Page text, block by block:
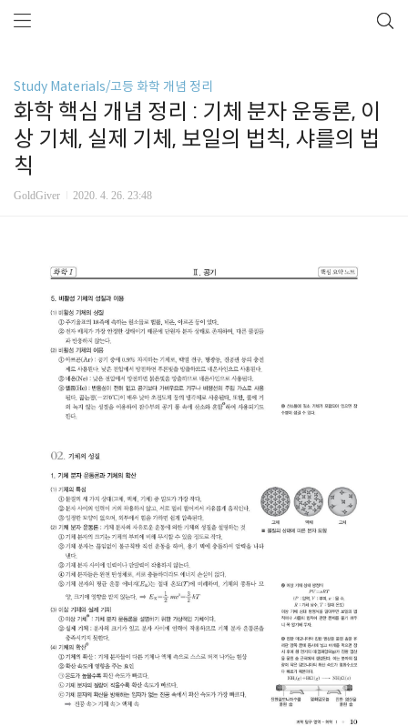
Study Materials/고등 화학 개념 정리
화학 핵심 개념 정리 : 기체 분자 운동론, 이
상 기체, 실제 기체, 보일의 법칙, 샤를의 법
칙
GoldGiver 2020. 4. 26. 23:48